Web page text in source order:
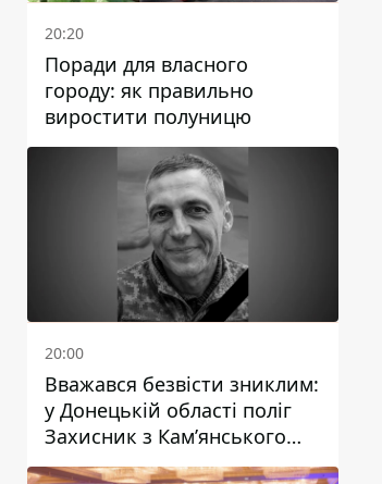
20:20
Поради для власного
городу: як правильно
виростити полуницю
20:00
Вважався безвісти зниклим:
у Донецькій області поліг
Захисник з Кам’янського
Антон Красовський